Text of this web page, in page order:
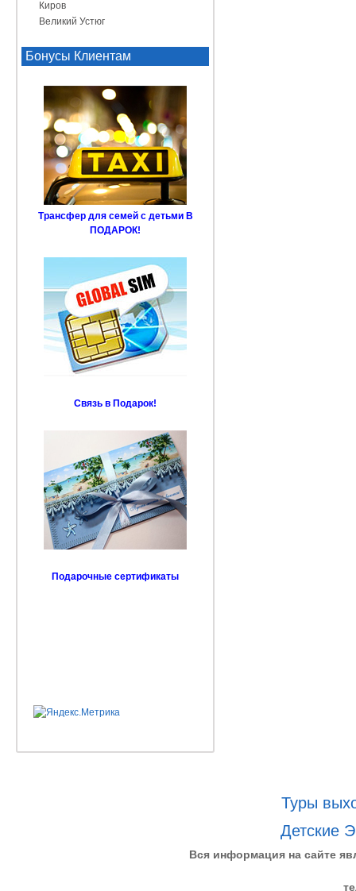
Киров
Великий Устюг
Бонусы Клиентам
Трансфер для семей с детьми В
ПОДАРОК!
Связь в Подарок!
Подарочные сертификаты
Туры
Детские
Вся информация на сайте